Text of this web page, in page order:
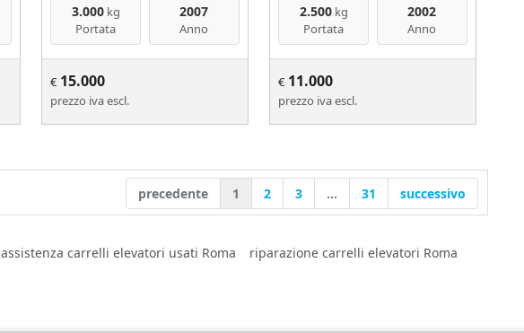
3.000kg
Portata
2007
Anno
€ 15.000
prezzo iva escl.
2.500kg
Portata
2002
Anno
€ 11.000
prezzo iva escl.
precedente 1 2 3 ... 31 successivo
assistenza carrelli elevatori usati Roma
riparazione carrelli elevatori Roma